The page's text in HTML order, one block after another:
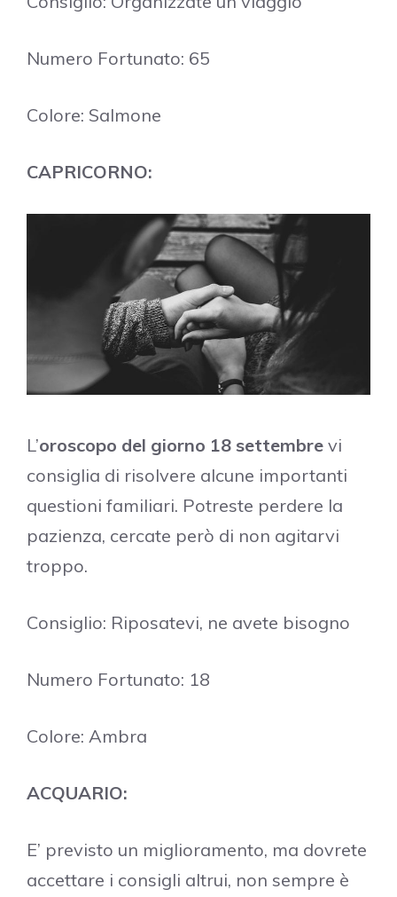
Numero Fortunato: 65
Colore: Salmone
CAPRICORNO:
L’oroscopo del giorno 18 settembre vi
consiglia di risolvere alcune importanti
questioni familiari. Potreste perdere la
pazienza, cercate però di non agitarvi
troppo.
Consiglio: Riposatevi, ne avete bisogno
Numero Fortunato: 18
Colore: Ambra
ACQUARIO:
E’ previsto un miglioramento, ma dovrete
accettare i consigli altrui, non sempre è